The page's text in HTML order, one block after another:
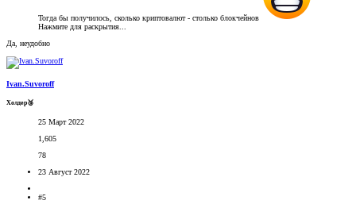
Тогда бы получилось, сколько криптовалют - столько блокчейнов
Нажмите для раскрытия...
Да, неудобно
Ivan.Suvoroff
Холдер🥉
25 Март 2022
1,605
78
23 Август 2022
#5